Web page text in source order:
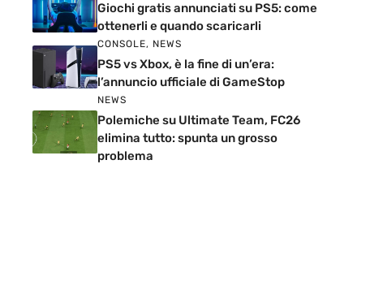
Giochi gratis annunciati su PS5: come
ottenerli e quando scaricarli
CONSOLE, NEWS
PS5 vs Xbox, è la fine di un’era:
l’annuncio ufficiale di GameStop
NEWS
Polemiche su Ultimate Team, FC26
elimina tutto: spunta un grosso
problema